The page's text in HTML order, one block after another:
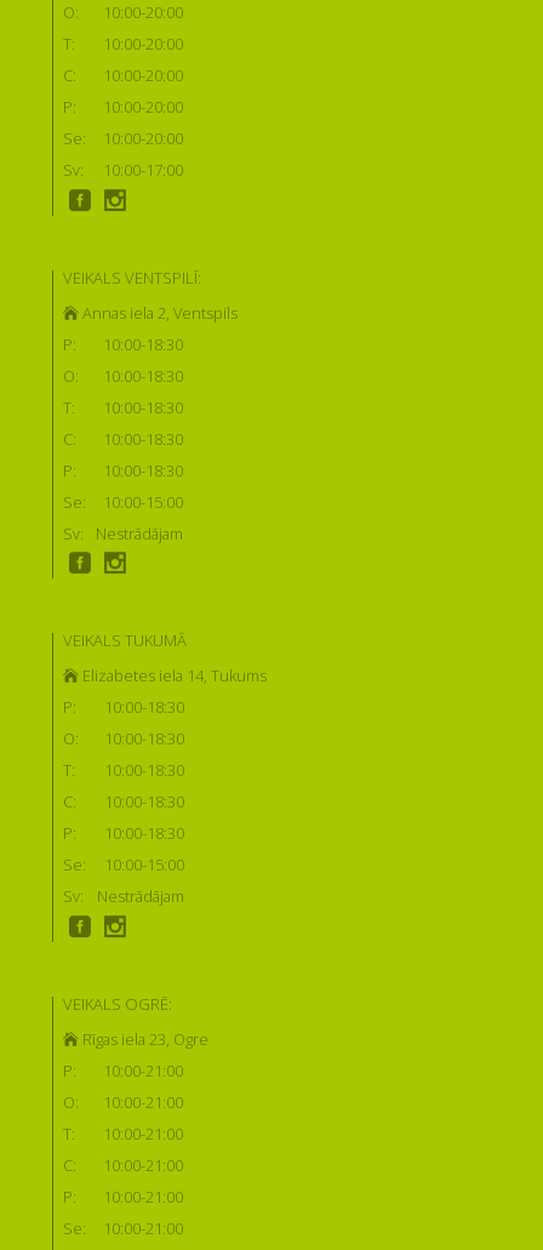
O:
10:00-20:00
T:
10:00-20:00
C:
10:00-20:00
P:
10:00-20:00
Se:
10:00-20:00
Sv:
10:00-17:00
VEIKALS VENTSPILĪ:
Annas iela 2, Ventspils
P:
10:00-18:30
O:
10:00-18:30
T:
10:00-18:30
C:
10:00-18:30
P:
10:00-18:30
Se:
10:00-15:00
Sv:
Nestrādājam
VEIKALS TUKUMĀ
Elizabetes iela 14, Tukums
P:
10:00-18:30
O:
10:00-18:30
T:
10:00-18:30
C:
10:00-18:30
P:
10:00-18:30
Se:
10:00-15:00
Sv:
Nestrādājam
VEIKALS OGRĒ:
Rīgas iela 23, Ogre
P:
10:00-21:00
O:
10:00-21:00
T:
10:00-21:00
C:
10:00-21:00
P:
10:00-21:00
Se:
10:00-21:00